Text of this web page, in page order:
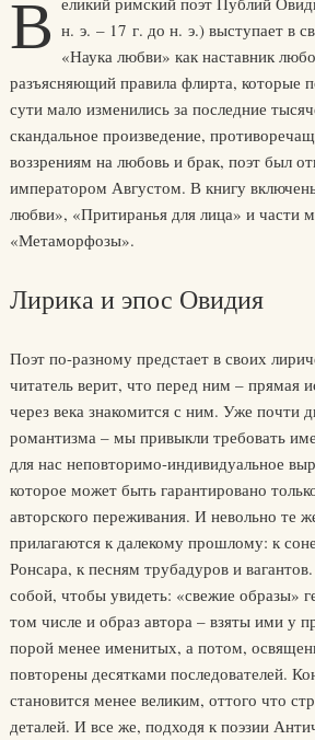
В н. э. – 17 г. до н. э.) выступает в
«Наука любви» как наставник
разъясняющий правила флирта, которые
сути мало изменились за последние
скандальное произведение,
воззрениям на любовь и брак, поэт был
императором Августом. В книгу
любви», «Притиранья для лица» и части
«Метаморфозы».
Лирика и эпос Овидия
Поэт по-разному предстает в своих
читатель верит, что перед ним – прямая
через века знакомится с ним. Уже почти
романтизма – мы привыкли требовать
для нас неповторимо-индивидуальное
которое может быть гарантировано
авторского переживания. И невольно те
прилагаются к далекому прошлому: к
Ронсара, к песням трубадуров и
собой, чтобы увидеть: «свежие образы»
том числе и образ автора – взяты ими у
порой менее именитых, а потом,
повторены десятками последователей.
становится менее великим, оттого что
деталей. И все же, подходя к поэзии